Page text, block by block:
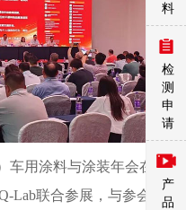
车用涂料与涂装年会在佛
Lab联合参展，与参会代
料
检
测
申
请
产
品